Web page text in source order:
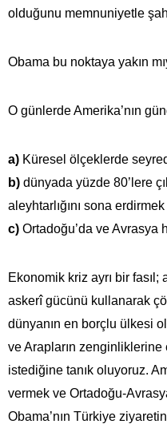
olduğunu memnuniyetle
Obama bu noktaya yakın
O günlerde Amerika’nın
a) Küresel ölçeklerde
b) dünyada yüzde 80’lere
aleyhtarlığını sona
c) Ortadoğu’da ve Avrasya
Ekonomik kriz ayrı bir fasıl;
askerî gücünü kullanarak
dünyanın en borçlu ülkesi
ve Arapların
istediğine tanık oluyoruz.
vermek ve Ortadoğu-
Obama’nın Türkiye